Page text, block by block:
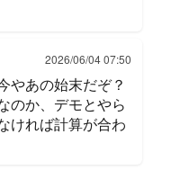
2026/06/04 07:50
やあの始末だぞ？
のか、デモとやら
ければ計算が合わ